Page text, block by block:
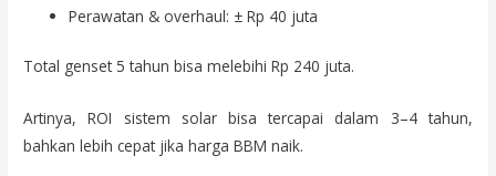
Perawatan & overhaul: ± Rp 40 juta
Total genset 5 tahun bisa melebihi Rp 240 juta.
Artinya, ROI sistem solar bisa tercapai dalam 3–4 tahun,
bahkan lebih cepat jika harga BBM naik.